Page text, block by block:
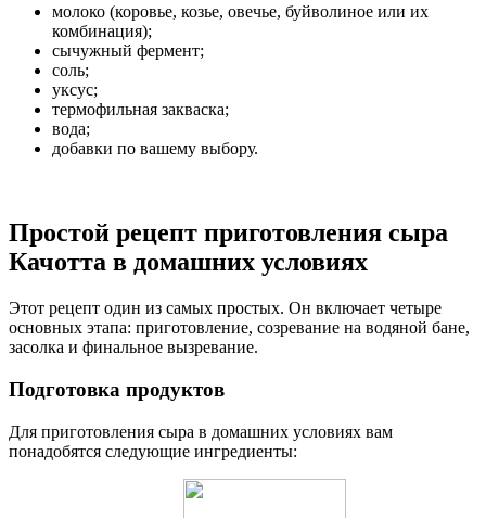
молоко (коровье, козье, овечье, буйволиное или их
комбинация);
сычужный фермент;
соль;
уксус;
термофильная закваска;
вода;
добавки по вашему выбору.
Простой рецепт приготовления сыра
Качотта в домашних условиях
Этот рецепт один из самых простых. Он включает четыре
основных этапа: приготовление, созревание на водяной бане,
засолка и финальное вызревание.
Подготовка продуктов
Для приготовления сыра в домашних условиях вам
понадобятся следующие ингредиенты: